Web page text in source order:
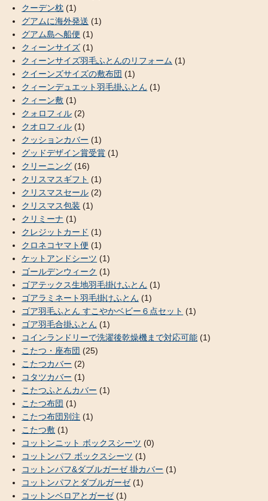
クーデン枕 (1)
グアムに海外発送 (1)
グアム島へ船便 (1)
クィーンサイズ (1)
クィーンサイズ羽毛ふとんのリフォーム (1)
クイーンズサイズの敷布団 (1)
クィーンデュエット羽毛掛ふとん (1)
クィーン敷 (1)
クォロフィル (2)
クオロフィル (1)
クッションカバー (1)
グッドデザイン賞受賞 (1)
クリーニング (16)
クリスマスギフト (1)
クリスマスセール (2)
クリスマス包装 (1)
クリミーナ (1)
クレジットカード (1)
クロネコヤマト便 (1)
ケットアンドシーツ (1)
ゴールデンウィーク (1)
ゴアテックス生地羽毛掛けふとん (1)
ゴアラミネート羽毛掛けふとん (1)
ゴア羽毛ふとん すこやかベビー６点セット (1)
ゴア羽毛合掛ふとん (1)
コインランドリーで洗濯後乾燥機まで対応可能 (1)
こたつ・座布団 (25)
こたつカバー (2)
コタツカバー (1)
こたつふとんカバー (1)
こたつ布団 (1)
こたつ布団別注 (1)
こたつ敷 (1)
コットンニット ボックスシーツ (0)
コットンパフ ボックスシーツ (1)
コットンパフ&ダブルガーゼ 掛カバー (1)
コットンパフとダブルガーゼ(1)
コットンベロアとガーゼ(1)